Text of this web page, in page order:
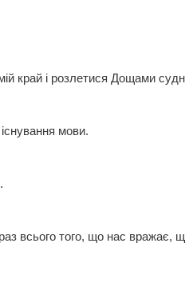
край і розлетися Дощами
мови.
всього того, що нас